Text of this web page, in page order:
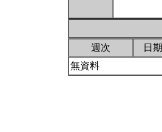
週次
日期
無資料